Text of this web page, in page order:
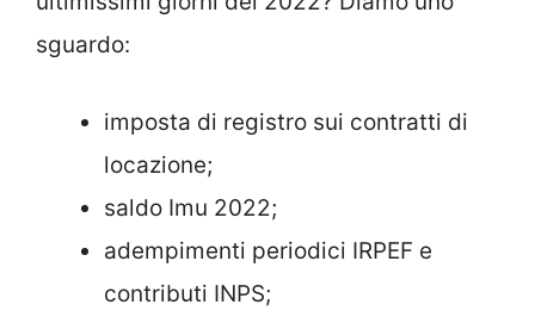
sguardo:
imposta di registro sui contratti di
locazione;
saldo Imu 2022;
adempimenti periodici IRPEF e
contributi INPS;